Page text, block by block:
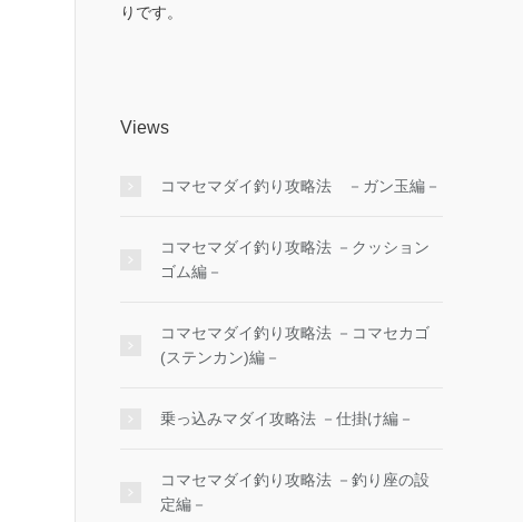
りです。
Views
コマセマダイ釣り攻略法 －ガン玉編－
コマセマダイ釣り攻略法 －クッション
ゴム編－
コマセマダイ釣り攻略法 －コマセカゴ
(ステンカン)編－
乗っ込みマダイ攻略法 －仕掛け編－
コマセマダイ釣り攻略法 －釣り座の設
定編－